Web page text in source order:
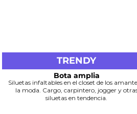
TRENDY
Bota amplia
Siluetas infaltables en el closet de los
la moda. Cargo, carpintero, jogger y
siluetas en tendencia.